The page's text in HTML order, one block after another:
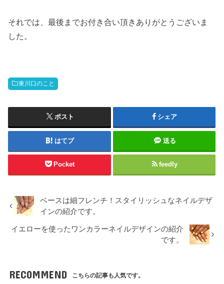
それでは、最後までお付き合い頂きありがとうございま
した。
東川口のこと
ポスト シェア
はてブ 送る
Pocket feedly
ベースは細フレンチ！スタイリッシュなネイルデザ
インの紹介です。
イエローを使ったワンカラーネイルデザインの紹介
です。
RECOMMEND こちらの記事も人気です。